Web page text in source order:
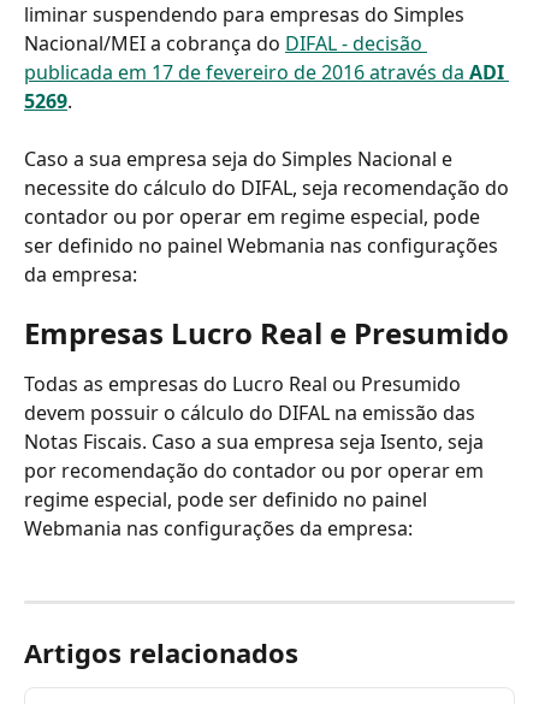
liminar suspendendo para empresas do Simples
Nacional/MEI a cobrança do DIFAL - decisão
publicada em 17 de fevereiro de 2016 através da ADI
5269.
Caso a sua empresa seja do Simples Nacional e
necessite do cálculo do DIFAL, seja recomendação do
contador ou por operar em regime especial, pode
ser definido no painel Webmania nas configurações
da empresa:
Empresas Lucro Real e Presumido
Todas as empresas do Lucro Real ou Presumido
devem possuir o cálculo do DIFAL na emissão das
Notas Fiscais. Caso a sua empresa seja Isento, seja
por recomendação do contador ou por operar em
regime especial, pode ser definido no painel
Webmania nas configurações da empresa:
Artigos relacionados